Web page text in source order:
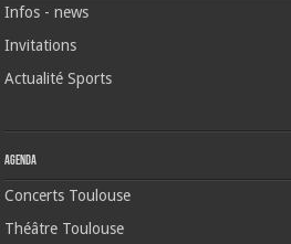
Infos - news
Invitations
Actualité Sports
Agenda
Concerts Toulouse
Théâtre Toulouse